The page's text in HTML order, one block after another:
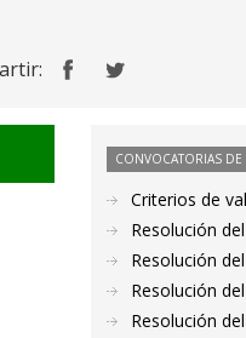
CONVOCATORIAS
Criterios de
Resolución
Resolución
Resolución
Resolución